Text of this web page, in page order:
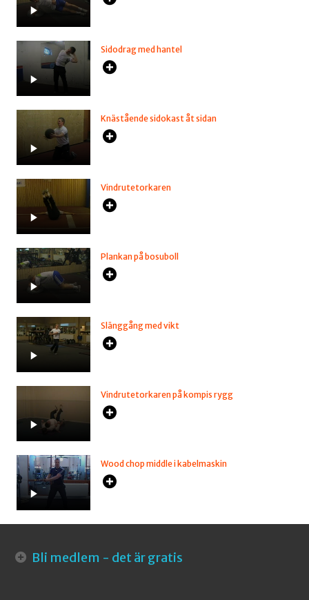
Sidodrag med hantel
Knästående sidokast åt sidan
Vindrutetorkaren
Plankan på bosuboll
Slänggång med vikt
Vindrutetorkaren på kompis rygg
Wood chop middle i kabelmaskin
Bli medlem - det är gratis